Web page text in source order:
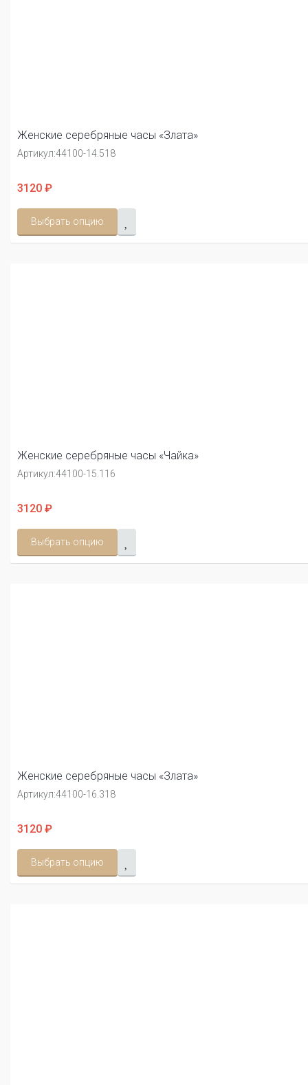
Женские серебряные часы «Злата»
Артикул:44100-14.518
3120 ₽
Выбрать опцию
Женские серебряные часы «Чайка»
Артикул:44100-15.116
3120 ₽
Выбрать опцию
Женские серебряные часы «Злата»
Артикул:44100-16.318
3120 ₽
Выбрать опцию